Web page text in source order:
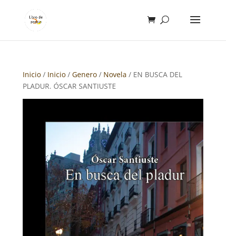
Inicio/ Inicio/ Genero/ Novela / EN BUSCA DEL
PLADUR. ÓSCAR SANTIUSTE